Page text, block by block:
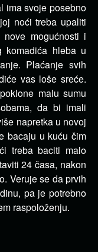
ima svoje posebno
noći treba upaliti
mogućnosti i
komadića hleba u
Plaćanje svih
vas loše sreće.
malu sumu
da bi imali
napretka u novoj
bacaju u kuću čim
treba baciti malo
24 časa, nakon
Veruje se da prvih
pa je potrebno
raspoloženju.